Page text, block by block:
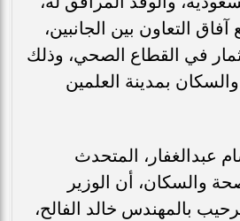
التعاون بين الجانبين،
في القطاع الصحي، وذلك
بمدينة العلمين
عبدالغفار، المتحدث
والسكان، أن الوزير
بالمهندس خالد الفالح،